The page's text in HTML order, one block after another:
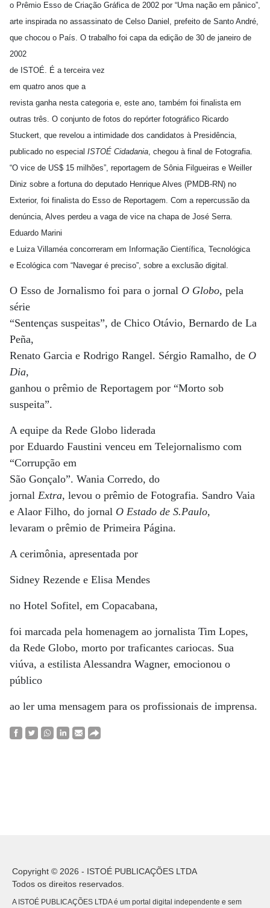
o Prêmio Esso de Criação Gráfica de 2002 por “Uma nação em pânico”,
arte inspirada no assassinato de Celso Daniel, prefeito de Santo André,
que chocou o País. O trabalho foi capa da edição de 30 de janeiro de
2002
de ISTOÉ. É a terceira vez
em quatro anos que a
revista ganha nesta categoria e, este ano, também foi finalista em
outras três. O conjunto de fotos do repórter fotográfico Ricardo
Stuckert, que revelou a intimidade dos candidatos à Presidência,
publicado no especial ISTOÉ Cidadania, chegou à final de Fotografia.
“O vice de US$ 15 milhões”, reportagem de Sônia Filgueiras e Weiller
Diniz sobre a fortuna do deputado Henrique Alves (PMDB-RN) no
Exterior, foi finalista do Esso de Reportagem. Com a repercussão da
denúncia, Alves perdeu a vaga de vice na chapa de José Serra.
Eduardo Marini
e Luiza Villaméa concorreram em Informação Científica, Tecnológica
e Ecológica com “Navegar é preciso”, sobre a exclusão digital.
O Esso de Jornalismo foi para o jornal O Globo, pela
série
“Sentenças suspeitas”, de Chico Otávio, Bernardo de La
Peña,
Renato Garcia e Rodrigo Rangel. Sérgio Ramalho, de O
Dia,
ganhou o prêmio de Reportagem por “Morto sob
suspeita”.
A equipe da Rede Globo liderada
por Eduardo Faustini venceu em Telejornalismo com
“Corrupção em
São Gonçalo”. Wania Corredo, do
jornal Extra, levou o prêmio de Fotografia. Sandro Vaia
e Alaor Filho, do jornal O Estado de S.Paulo,
levaram o prêmio de Primeira Página.
A cerimônia, apresentada por
Sidney Rezende e Elisa Mendes
no Hotel Sofitel, em Copacabana,
foi marcada pela homenagem ao jornalista Tim Lopes,
da Rede Globo, morto por traficantes cariocas. Sua
viúva, a estilista Alessandra Wagner, emocionou o
público
ao ler uma mensagem para os profissionais de imprensa.
Copyright © 2026 - ISTOÉ PUBLICAÇÕES LTDA
Todos os direitos reservados.
A ISTOÉ PUBLICAÇÕES LTDA é um portal digital independente e sem